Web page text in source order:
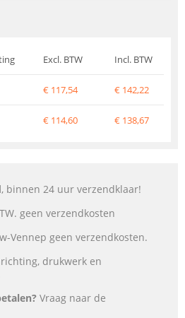
Excl. BTW Incl. BTW
€ 117,54 € 142,22
€ 114,60 € 138,67
, binnen 24 uur verzendklaar!
geen verzendkosten
Vennep geen verzendkosten.
drukwerk en
Vraag naar de